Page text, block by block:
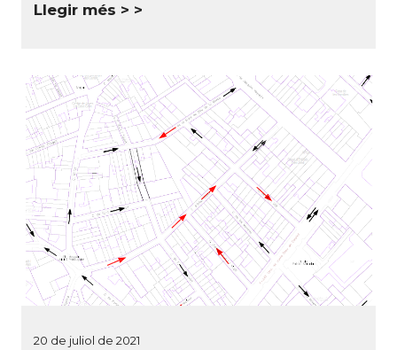
Llegir més >
20 de juliol de 2021